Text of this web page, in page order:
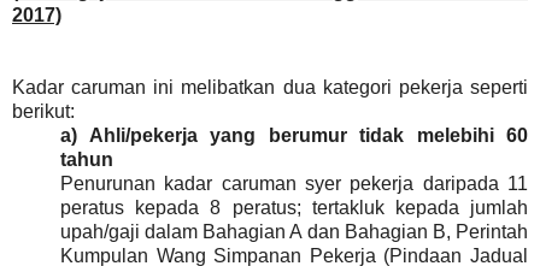
2017)
Kadar caruman ini melibatkan dua kategori pekerja seperti
berikut:
a)
Ahli/pekerja yang berumur tidak melebihi 60
tahun
Penurunan kadar caruman syer pekerja daripada 11
peratus kepada 8 peratus; tertakluk kepada jumlah
upah/gaji dalam Bahagian A dan Bahagian B, Perintah
Kumpulan Wang Simpanan Pekerja (Pindaan Jadual